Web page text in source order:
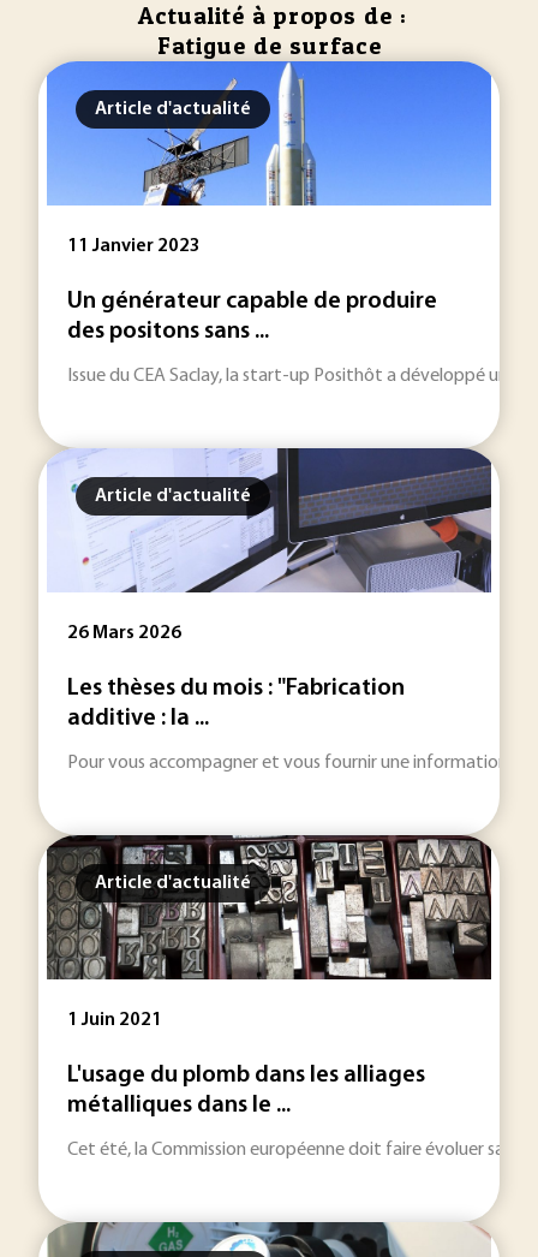
Actualité à propos de :
Fatigue de surface
Article d'actualité
11 Janvier 2023
Un générateur capable de produire
des positons sans ...
Issue du CEA Saclay, la start-up Posithôt a développé un
Article d'actualité
26 Mars 2026
Les thèses du mois : "Fabrication
additive : la ...
Pour vous accompagner et vous fournir une information
Article d'actualité
1 Juin 2021
L'usage du plomb dans les alliages
métalliques dans le ...
Cet été, la Commission européenne doit faire évoluer sa